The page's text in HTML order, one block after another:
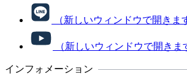
（新しいウィンドウで開きま
（新しいウィンドウで開きま
インフォメーション